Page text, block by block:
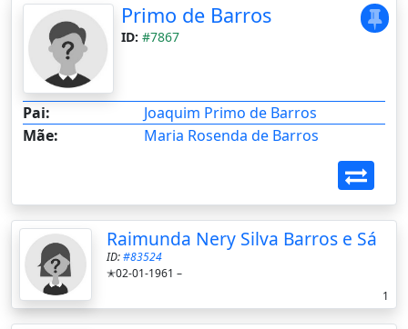
Primo de Barros
ID: #7867
Pai:
Joaquim Primo de Barros
Mãe:
Maria Rosenda de Barros
Raimunda Nery Silva Barros e Sá
ID:#83524
✭02-01-1961 –
1